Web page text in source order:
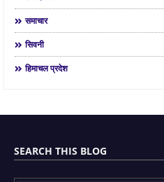
समाचार
सिवनी
हिमाचल प्रदेश
SEARCH THIS BLOG